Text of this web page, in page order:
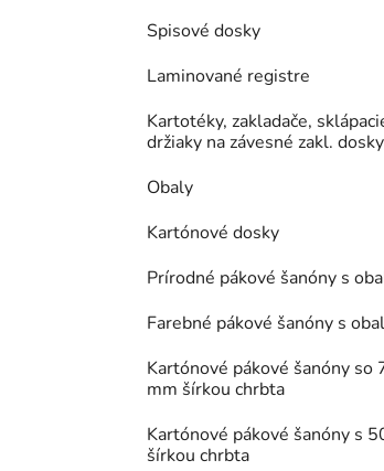
Spisové dosky
Laminované registre
Kartotéky, zakladače,
držiaky na závesné zakl. dosky
Obaly
Kartónové dosky
Prírodné pákové šanóny s
Farebné pákové šanóny s
Kartónové pákové šanóny so
mm šírkou chrbta
Kartónové pákové šanóny s
šírkou chrbta